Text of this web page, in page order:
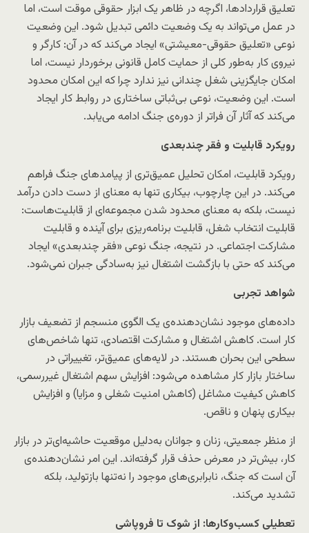
تعلیق قراردادها، اگرچه در ظاهر یک ابزار حقوقی موقت است، اما
در عمل می‌تواند به یک وضعیت دائمی تبدیل شود. این وضعیت
نوعی «تعلیق حقوقی-معیشتی» ایجاد می‌کند که در آن: کارگر و
نیروی کار به‌طور کلی از حمایت کامل قانونی برخوردار نیست، اما
امکان جایگزینی شغل چندانی نیز ندارد چرا که این امکان محدود
است. این وضعیت، نوعی بی‌ثباتی ساختاری در روابط کار ایجاد
می‌کند که آثار آن فراتر از دوره‌ی جنگ ادامه می‌یابد.
رویکرد قابلیت و فقر چندبعدی
رویکرد قابلیت، امکان تحلیل عمیق‌تری از پیامدهای جنگ فراهم
می‌کند. در این چارچوب، بیکاری تنها به معنای از دست دادن درآمد
نیست، بلکه به معنای محدود شدن مجموعه‌ای از قابلیت‌هاست:
قابلیت انتخاب شغل، قابلیت برنامه‌ریزی برای آینده و قابلیت
مشارکت اجتماعی. در نتیجه، جنگ نوعی «فقر چندبعدی» ایجاد
می‌کند که حتی با بازگشت اشتغال نیز به‌سادگی جبران نمی‌شود.
شواهد تجربی
داده‌های موجود نشان‌دهنده‌ی یک الگوی منسجم از تضعیف بازار
کار است. کاهش اشتغال و مشارکت اقتصادی، تنها شاخص‌های
سطحی این بحران هستند. در لایه‌های عمیق‌تر، تغییراتی در
ساختار بازار کار مشاهده می‌شود: افزایش سهم اشتغال غیررسمی،
کاهش کیفیت مشاغل (کاهش امنیت شغلی و مزایا) و افزایش
بیکاری پنهان و ناقص.
از منظر جمعیتی، زنان و جوانان به‌دلیل موقعیت حاشیه‌ای‌تر در بازار
کار، بیش‌تر در معرض حذف قرار گرفته‌اند. این امر نشان‌دهنده‌ی
آن است که جنگ، نابرابری‌های موجود را نه‌تنها بازتولید، بلکه
تشدید می‌کند.
تعطیلی کسب‌وکارها: از شوک تا فروپاشی